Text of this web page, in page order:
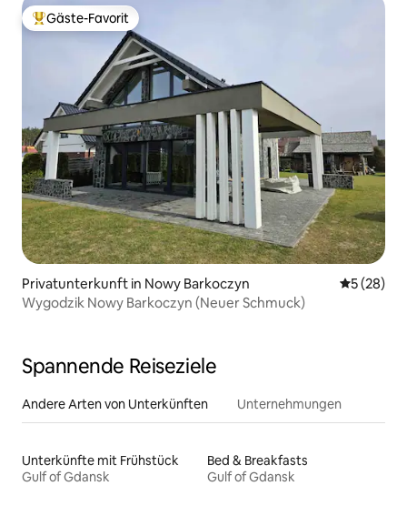
Beliebter Gäste-Favorit.
Gäste-Favorit
Privatunterkunft in Nowy Barkoczyn
5 (28)
Wygodzik Nowy Barkoczyn (Neuer Schmuck)
Spannende Reiseziele
Andere Arten von Unterkünften Unternehmungen
Unterkünfte mit Frühstück
Gulf of Gdansk
Bed & Breakfasts
Gulf of Gdansk